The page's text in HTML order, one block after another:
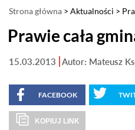
Strona główna > Aktualności >
Prawie cała
15.03.2013 Autor: Mateusz
FACEBOOK
KOPIUJ LINK